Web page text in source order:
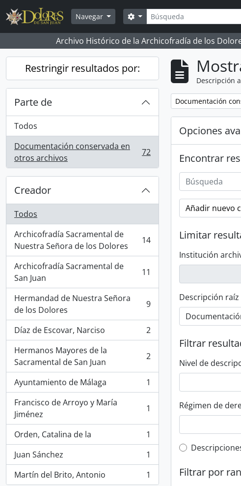
Skip to main content
Navegar
Búsqueda
Search options
Archivo Histórico de la Archicofradía de los
Restringir resultados por:
Parte de
Todos
Documentación conservada en
otros archivos
, 72 resultados 72
Creador
Todos
Archicofradía Sacramental de
Nuestra Señora de los Dolores
, 14 resultados 14
Archicofradía Sacramental de
San Juan
, 11 resultados 11
Hermandad de Nuestra Señora
de los Dolores
, 9 resultados 9
Díaz de Escovar, Narciso
, 2 resultados
2
Hermanos Mayores de la
Sacramental de San Juan
, 2 resultados 2
Ayuntamiento de Málaga
, 1 resultados
1
Francisco de Arroyo y María
Jiménez
, 1 resultados 1
Orden, Catalina de la
, 1 resultados
1
Juan Sánchez
, 1 resultados
1
Martín del Brito, Antonio
, 1 resultados 1
Descripción
Remove filter:
Documentación
Opciones
Encontrar
Añadir nuevo
Limitar
Institución
Descripción raíz
Filtrar
Nivel de
Régimen de
Top-level
Filtrar por